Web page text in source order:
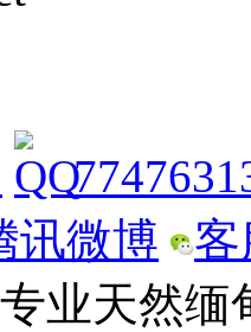
讯微博
业天然缅